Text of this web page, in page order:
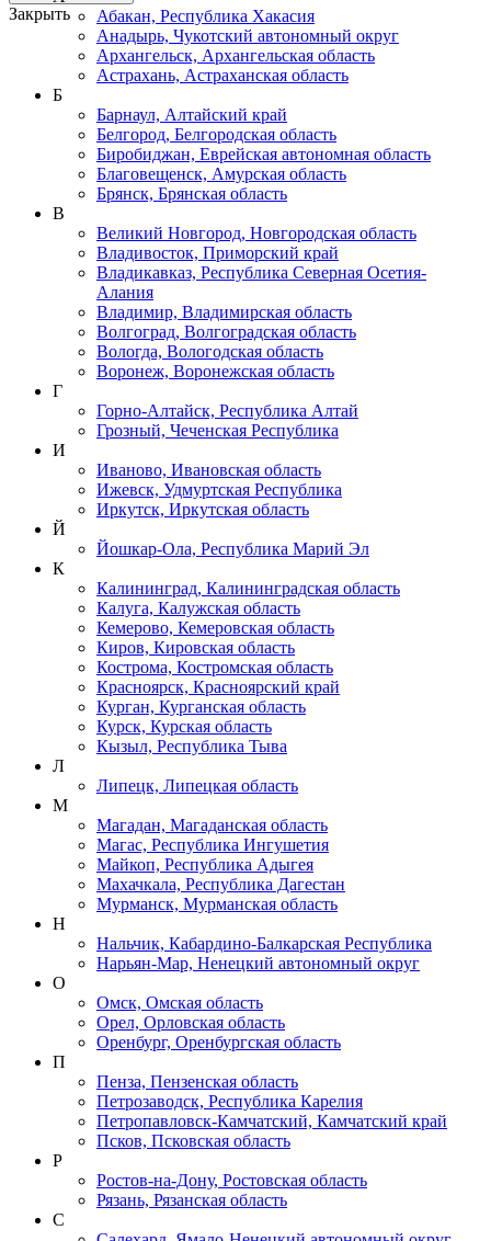
Закрыть
Абакан, Республика Хакасия
Анадырь, Чукотский автономный округ
Архангельск, Архангельская область
Астрахань, Астраханская область
Б
Барнаул, Алтайский край
Белгород, Белгородская область
Биробиджан, Еврейская автономная область
Благовещенск, Амурская область
Брянск, Брянская область
В
Великий Новгород, Новгородская область
Владивосток, Приморский край
Владикавказ, Республика Северная Осетия-
Алания
Владимир, Владимирская область
Волгоград, Волгоградская область
Вологда, Вологодская область
Воронеж, Воронежская область
Г
Горно-Алтайск, Республика Алтай
Грозный, Чеченская Республика
И
Иваново, Ивановская область
Ижевск, Удмуртская Республика
Иркутск, Иркутская область
Й
Йошкар-Ола, Республика Марий Эл
К
Калининград, Калининградская область
Калуга, Калужская область
Кемерово, Кемеровская область
Киров, Кировская область
Кострома, Костромская область
Красноярск, Красноярский край
Курган, Курганская область
Курск, Курская область
Кызыл, Республика Тыва
Л
Липецк, Липецкая область
М
Магадан, Магаданская область
Магас, Республика Ингушетия
Майкоп, Республика Адыгея
Махачкала, Республика Дагестан
Мурманск, Мурманская область
Н
Нальчик, Кабардино-Балкарская Республика
Нарьян-Мар, Ненецкий автономный округ
О
Омск, Омская область
Орел, Орловская область
Оренбург, Оренбургская область
П
Пенза, Пензенская область
Петрозаводск, Республика Карелия
Петропавловск-Камчатский, Камчатский край
Псков, Псковская область
Р
Ростов-на-Дону, Ростовская область
Рязань, Рязанская область
С